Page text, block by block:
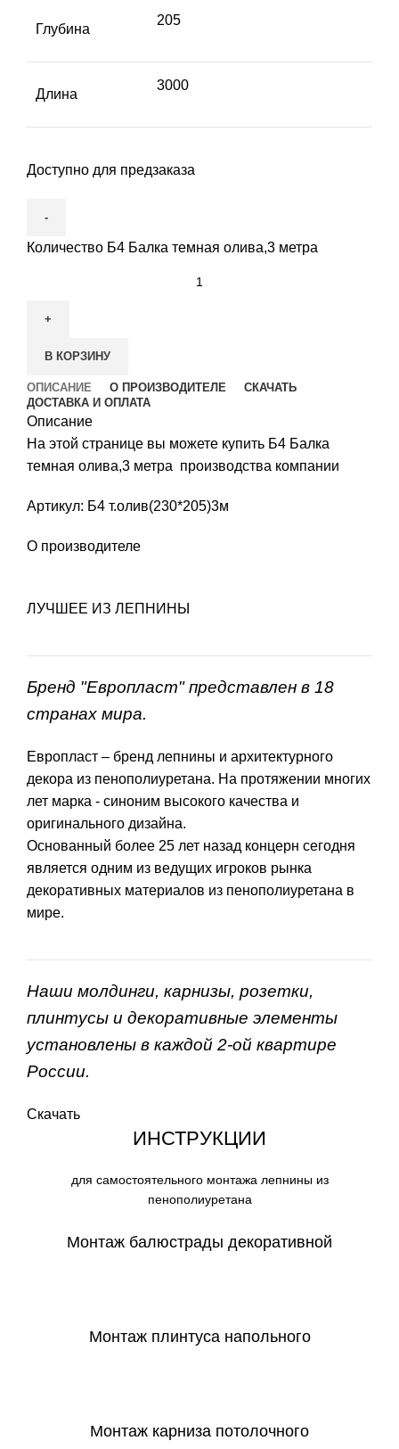
Глубина
205
Длина
3000
Доступно для предзаказа
Количество Б4 Балка темная олива,3 метра
В КОРЗИНУ
ОПИСАНИЕ О ПРОИЗВОДИТЕЛЕ
СКАЧАТЬ
ДОСТАВКА И ОПЛАТА
Описание
На этой странице вы можете купить Б4 Балка
темная олива,3 метра производства компании
Артикул: Б4 т.олив(230*205)3м
О производителе
ЛУЧШЕЕ ИЗ ЛЕПНИНЫ
Бренд "Европласт" представлен в 18
странах мира.
Европласт – бренд лепнины и архитектурного
декора из пенополиуретана. На протяжении многих
лет марка - синоним высокого качества и
оригинального дизайна.
Основанный более 25 лет назад концерн сегодня
является одним из ведущих игроков рынка
декоративных материалов из пенополиуретана в
мире.
Наши молдинги, карнизы, розетки,
плинтусы и декоративные элементы
установлены в каждой 2-ой квартире
России.
Скачать
ИНСТРУКЦИИ
для самостоятельного монтажа лепнины из
пенополиуретана
Монтаж балюстрады декоративной
Монтаж плинтуса напольного
Монтаж карниза потолочного